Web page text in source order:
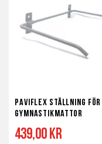
Paviflex Ställning för
Gymnastikmattor
439,00 kr